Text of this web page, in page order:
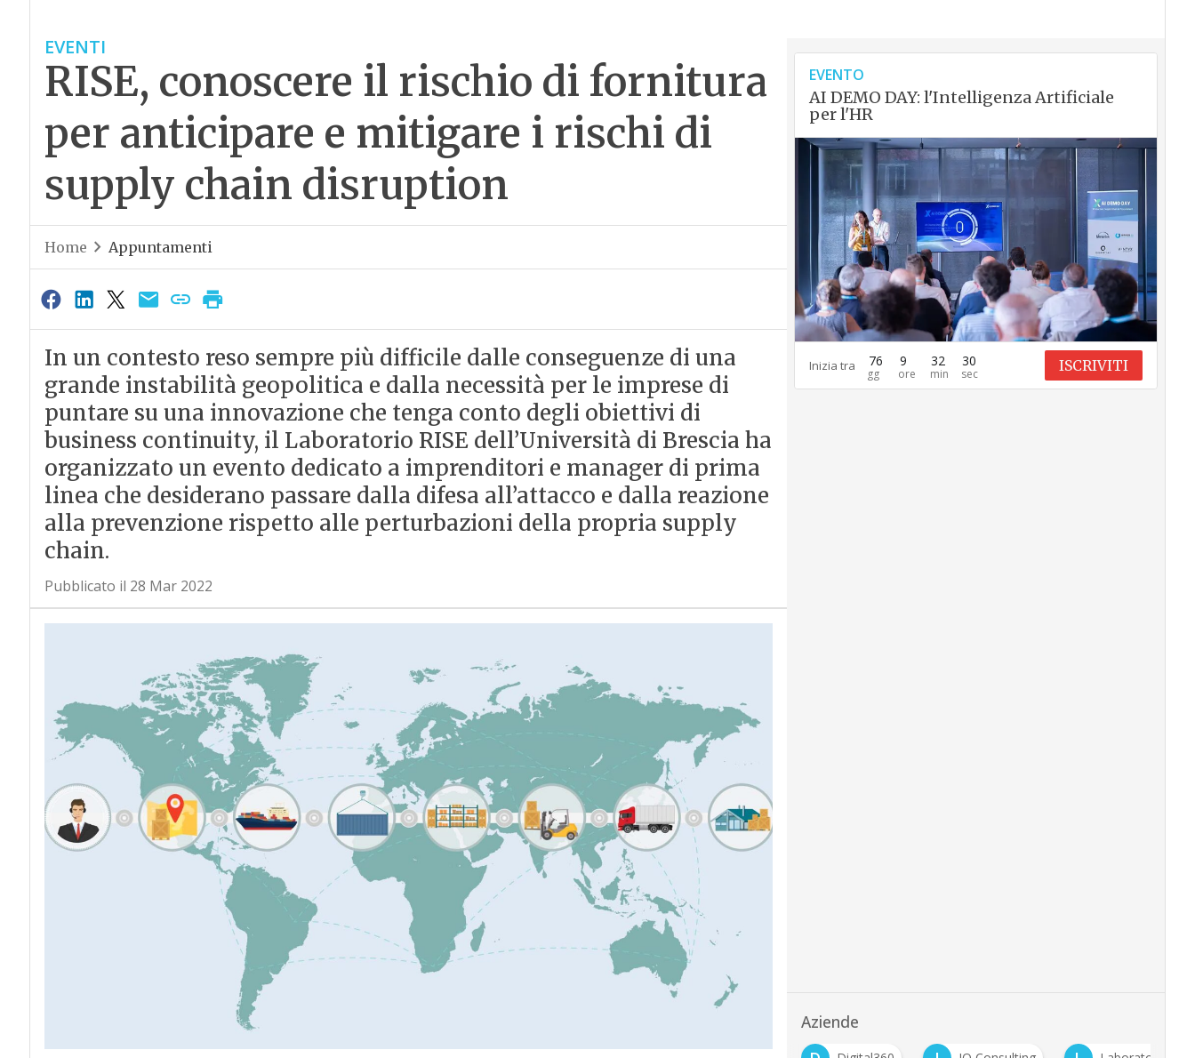
EVENTI
RISE, conoscere il rischio di fornitura
per anticipare e mitigare i rischi di
supply chain disruption
Home Appuntamenti
In un contesto reso sempre più difficile dalle conseguenze di una
grande instabilità geopolitica e dalla necessità per le imprese di
puntare su una innovazione che tenga conto degli obiettivi di
business continuity, il Laboratorio RISE dell’Università di Brescia ha
organizzato un evento dedicato a imprenditori e manager di prima
linea che desiderano passare dalla difesa all’attacco e dalla reazione
alla prevenzione rispetto alle perturbazioni della propria supply
chain.
Pubblicato il 28 Mar 2022
EVENTO
AI DEMO DAY: l'Intelligenza Artificiale
per l'HR
Inizia tra 76 9 32 29 ISCRIVITI
Aziende